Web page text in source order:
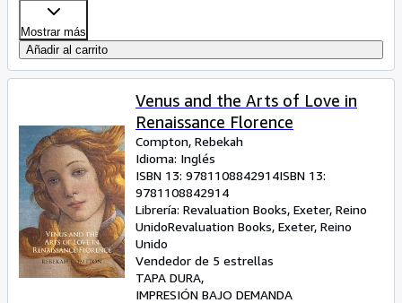
Mostrar más
Añadir al carrito
Venus and the Arts of Love in
Renaissance Florence
Compton, Rebekah
Idioma: Inglés
ISBN 13: 9781108842914ISBN 13:
9781108842914
Librería: Revaluation Books, Exeter, Reino
UnidoRevaluation Books, Exeter, Reino
Unido
Vendedor de 5 estrellas
TAPA DURA
IMPRESIÓN BAJO DEMANDA